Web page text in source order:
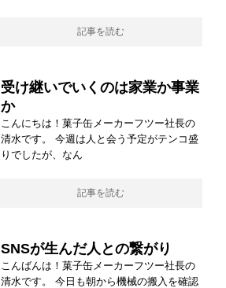
記事を読む
受け継いでいくのは家業か事業
か
こんにちは！菓子缶メーカーフツー社長の
清水です。 今週は人と会う予定がテンコ盛
りでしたが、なん
記事を読む
SNSが生んだ人との繋がり
こんばんは！菓子缶メーカーフツー社長の
清水です。 今日も朝から機械の搬入を確認